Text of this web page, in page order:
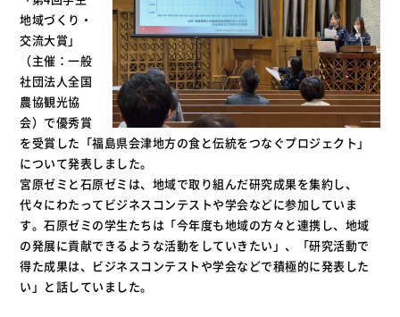
地域づくり・
交流大賞」
（主催：一般
社団法人全国
農協観光協
会）で優秀賞
を受賞した「福島県会津地方の食と伝統をつなぐプロジェクト」
について発表しました。
宮原ゼミと石原ゼミは、地域で取り組んだ研究成果を集約し、
代々にわたってビジネスコンテストや学会などに参加していま
す。石原ゼミの学生たちは「今年度も地域の方々と連携し、地域
の発展に貢献できるような活動をしていきたい」、「研究活動で
得た成果は、ビジネスコンテストや学会などで積極的に発表した
い」と話していました。